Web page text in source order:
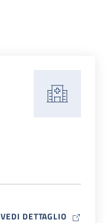
VEDI DETTAGLIO MAP ICON